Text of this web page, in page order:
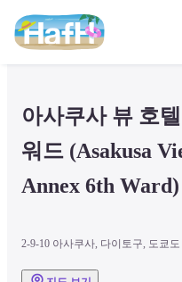
아사쿠사 뷰 호
워드 (Asakusa
Annex 6th Ward)
2-9-10 아사쿠사, 다이토구, 도쿄도